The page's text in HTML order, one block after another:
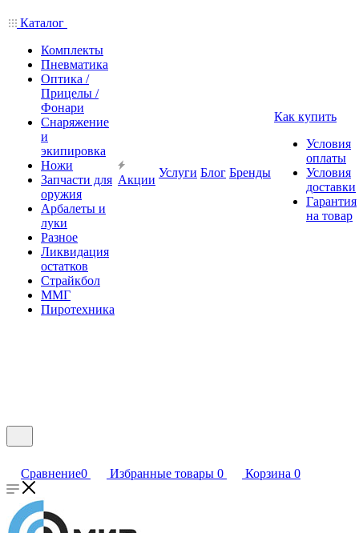
Каталог
Комплекты
Пневматика
Оптика /
Прицелы /
Фонари
Снаряжение
и
экипировка
Ножи
Запчасти для
оружия
Арбалеты и
луки
Разное
Ликвидация
остатков
Страйкбол
ММГ
Пиротехника
Акции
Услуги Блог Бренды
Как купить
Условия
оплаты
Условия
доставки
Гарантия
на товар
Сравнение0 Избранные товары 0 Корзина 0